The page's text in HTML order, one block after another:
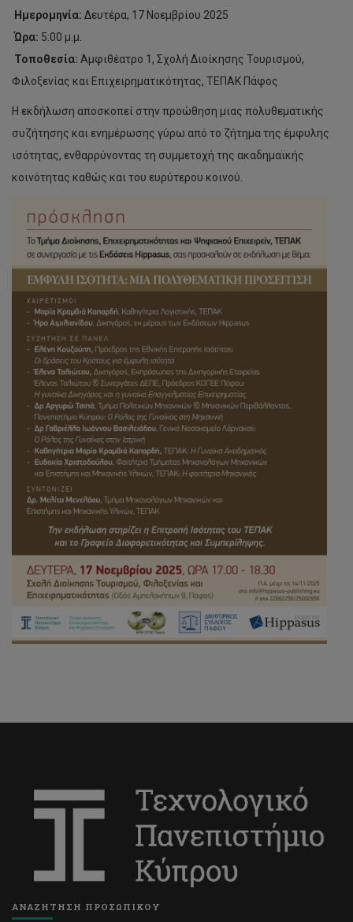
Ημερομηνία: Δευτέρα, 17 Νοεμβρίου 2025
Ώρα: 5:00 μ.μ.
Τοποθεσία: Αμφιθέατρο 1, Σχολή Διοίκησης Τουρισμού,
Φιλοξενίας και Επιχειρηματικότητας, ΤΕΠΑΚ Πάφος
Η εκδήλωση αποσκοπεί στην προώθηση μιας πολυθεματικής
συζήτησης και ενημέρωσης γύρω από το ζήτημα της έμφυλης
ισότητας, ενθαρρύνοντας τη συμμετοχή της ακαδημαϊκής
κοινότητας καθώς και του ευρύτερου κοινού.
ΑΝΑΖΗΤΗΣΗ ΠΡΟΣΩΠΙΚΟΥ